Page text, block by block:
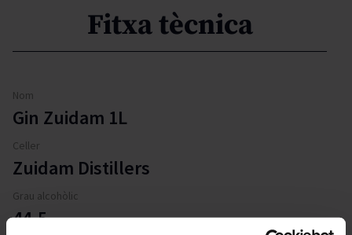
Fitxa tècnica
Nom
Gin Zuidam 1L
Celler
Zuidam Distillers
Grau alcohòlic
44.5